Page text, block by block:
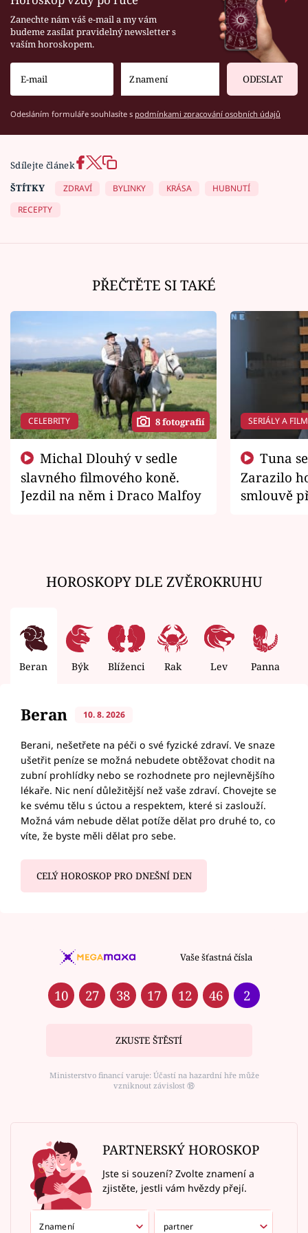
Zanechte nám váš e-mail a my vám
budeme zasílat pravidelný newsletter s
vaším horoskopem.
ODESLAT
Odesláním formuláře souhlasíte s podmínkami zpracování osobních údajů
Sdílejte článek
ŠTÍTKY
ZDRAVÍ BYLINKY KRÁSA
HUBNUTÍ
RECEPTY
PŘEČTĚTE SI TAKÉ
CELEBRITY 8 fotografií
slavného filmového koně.
Jezdil na něm i Draco Malfoy
SERIÁLY A
Zarazilo
smlouvě
HOROSKOPY DLE ZVĚROKRUHU
Beran Býk Blíženci Rak Lev Panna
Beran 10. 8. 2026
Berani, nešetřete na péči o své fyzické zdraví. Ve snaze
ušetřit peníze se možná nebudete obtěžovat chodit na
zubní prohlídky nebo se rozhodnete pro nejlevnějšího
lékaře. Nic není důležitější než vaše zdraví. Chovejte se
ke svému tělu s úctou a respektem, které si zaslouží.
Možná vám nebude dělat potíže dělat pro druhé to, co
víte, že byste měli dělat pro sebe.
CELÝ HOROSKOP PRO DNEŠNÍ DEN
Vaše šťastná čísla
10 27 38 17 12 46 2
ZKUSTE ŠTĚSTÍ
Ministerstvo financí varuje: Účastí na hazardní hře může
vzniknout závislost ⑱
PARTNERSKÝ HOROSKOP
Jste si souzení? Zvolte znamení a
zjistěte, jestli vám hvězdy přejí.